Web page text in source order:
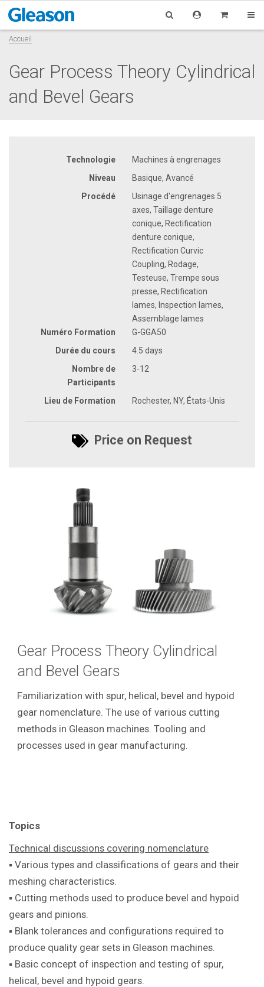
Accueil
Gear Process Theory Cylindrical
and Bevel Gears
Technologie
Machines à engrenages
Niveau
Basique, Avancé
Procédé
Usinage d'engrenages 5
axes, Taillage denture
conique, Rectification
denture conique,
Rectification Curvic
Coupling, Rodage,
Testeuse, Trempe sous
presse, Rectification
lames, Inspection lames,
Assemblage lames
Numéro Formation
G-GGA50
Durée du cours
4.5 days
Nombre de
Participants
3-12
Lieu de Formation Rochester, NY, États-Unis
Price on Request
Gear Process Theory Cylindrical
and Bevel Gears
Familiarization with spur, helical, bevel and hypoid
gear nomenclature. The use of various cutting
methods in Gleason machines. Tooling and
processes used in gear manufacturing.
Topics
Technical discussions covering nomenclature
▪ Various types and classifications of gears and their
meshing characteristics.
▪ Cutting methods used to produce bevel and hypoid
gears and pinions.
▪ Blank tolerances and configurations required to
produce quality gear sets in Gleason machines.
▪ Basic concept of inspection and testing of spur,
helical, bevel and hypoid gears.